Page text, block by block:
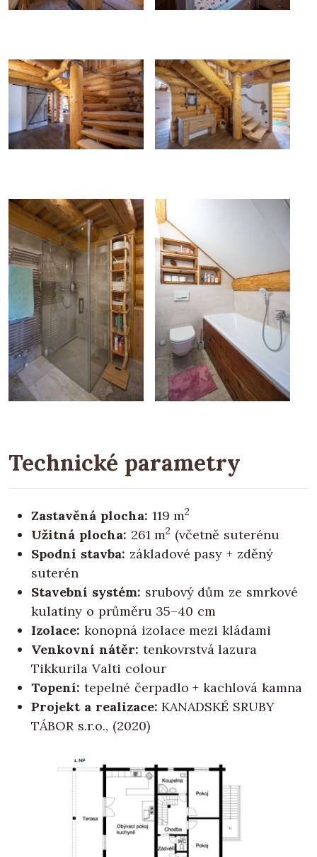
Technické parametry
Zastavěná plocha: 119 m2
Užitná plocha: 261 m2 (včetně suterénu
Spodní stavba: základové pasy + zděný
suterén
Stavební systém: srubový dům ze smrkové
kulatiny o průměru 35–40 cm
Izolace: konopná izolace mezi kládami
Venkovní nátěr: tenkovrstvá lazura
Tikkurila Valti colour
Topení: tepelné čerpadlo + kachlová kamna
Projekt a realizace:KANADSKÉ SRUBY
TÁBOR s.r.o., (2020)